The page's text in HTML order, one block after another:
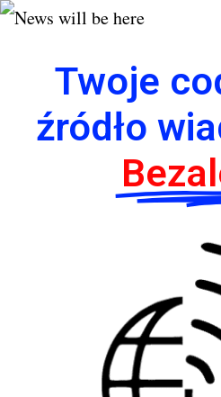
Twoje
źródło